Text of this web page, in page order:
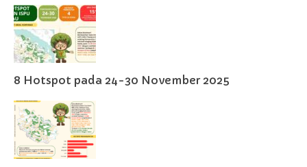
8 Hotspot pada 24-30 November 2025